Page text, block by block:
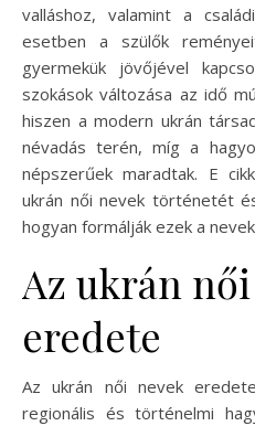
valláshoz, valamint a
esetben a szülők
gyermekük jövőjével
szokások változása az idő
hiszen a modern ukrán
névadás terén, míg a
népszerűek maradtak. E
ukrán női nevek történetét
hogyan formálják ezek a
Az ukrán
eredete
Az ukrán női nevek
regionális és történelmi